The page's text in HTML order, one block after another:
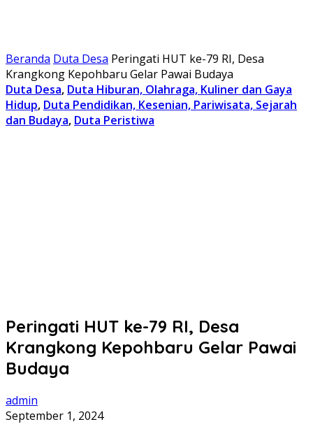
Beranda Duta Desa Peringati HUT ke-79 RI, Desa
Krangkong Kepohbaru Gelar Pawai Budaya
Duta Desa, Duta Hiburan, Olahraga, Kuliner dan Gaya
Hidup, Duta Pendidikan, Kesenian, Pariwisata, Sejarah
dan Budaya, Duta Peristiwa
Peringati HUT ke-79 RI, Desa
Krangkong Kepohbaru Gelar Pawai
Budaya
admin
September 1, 2024